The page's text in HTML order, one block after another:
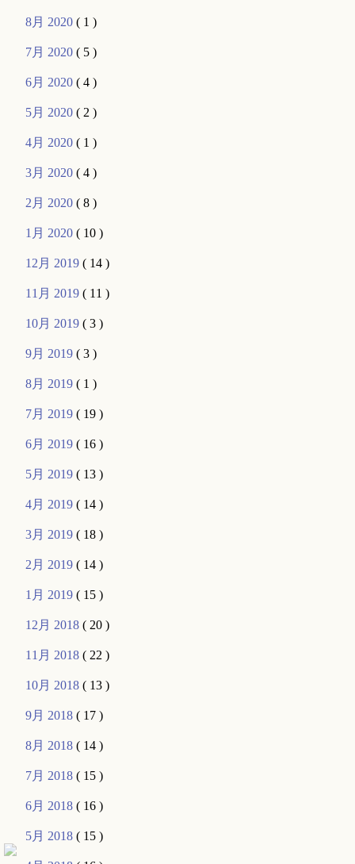
8月 2020( 1 )
7月 2020( 5 )
6月 2020( 4 )
5月 2020( 2 )
4月 2020( 1 )
3月 2020( 4 )
2月 2020( 8 )
1月 2020( 10 )
12月 2019( 14 )
11月 2019( 11 )
10月 2019( 3 )
9月 2019( 3 )
8月 2019( 1 )
7月 2019( 19 )
6月 2019( 16 )
5月 2019( 13 )
4月 2019( 14 )
3月 2019( 18 )
2月 2019( 14 )
1月 2019( 15 )
12月 2018( 20 )
11月 2018( 22 )
10月 2018( 13 )
9月 2018( 17 )
8月 2018( 14 )
7月 2018( 15 )
6月 2018( 16 )
5月 2018( 15 )